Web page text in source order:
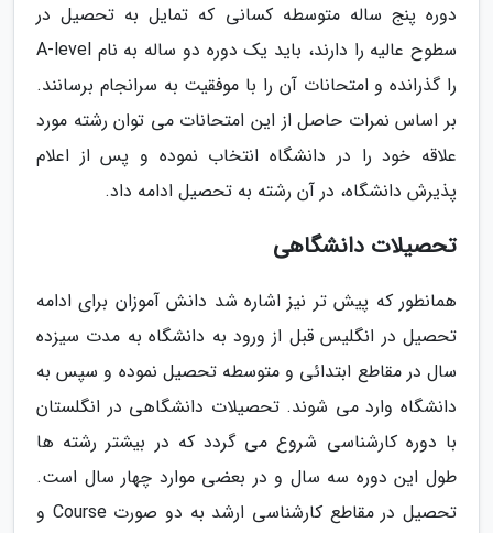
دوره پنج ساله متوسطه کسانی که تمایل به تحصیل در
سطوح عالیه را دارند، باید یک دوره دو ساله به نام A-level
را گذرانده و امتحانات آن را با موفقیت به سرانجام برسانند.
بر اساس نمرات حاصل از این امتحانات می توان رشته مورد
علاقه خود را در دانشگاه انتخاب نموده و پس از اعلام
پذیرش دانشگاه، در آن رشته به تحصیل ادامه داد.
تحصیلات دانشگاهی
همانطور که پیش تر نیز اشاره شد دانش آموزان برای ادامه
تحصیل در انگلیس قبل از ورود به دانشگاه به مدت سیزده
سال در مقاطع ابتدائی و متوسطه تحصیل نموده و سپس به
دانشگاه وارد می شوند. تحصیلات دانشگاهی در انگلستان
با دوره کارشناسی شروع می گردد که در بیشتر رشته ها
طول این دوره سه سال و در بعضی موارد چهار سال است.
تحصیل در مقاطع کارشناسی ارشد به دو صورت Course و